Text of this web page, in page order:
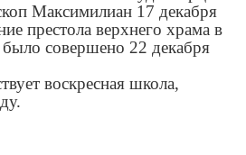
Максимилиан 17 декабря
престола верхнего храма в
совершено 22 декабря
воскресная школа,